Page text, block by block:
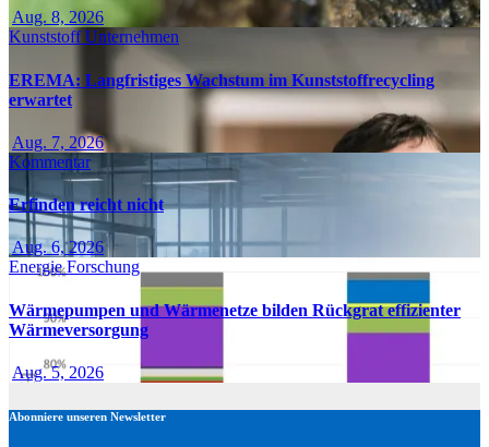
Aug. 8, 2026
KunststoffUnternehmen
EREMA: Langfristiges Wachstum im Kunststoffrecycling
erwartet
Aug. 7, 2026
Kommentar
Erfinden reicht nicht
Aug. 6, 2026
EnergieForschung
Wärmepumpen und Wärmenetze bilden Rückgrat effizienter
Wärmeversorgung
Aug. 5, 2026
Abonniere unseren Newsletter